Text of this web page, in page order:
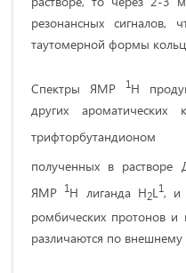
резонансных сигналов,
таутомерной формы
Спектры ЯМР 1H
других ароматических
полученных в
ЯМР 1H лиганда H2L 1, и
ромбических протонов и
различаются по внешнему